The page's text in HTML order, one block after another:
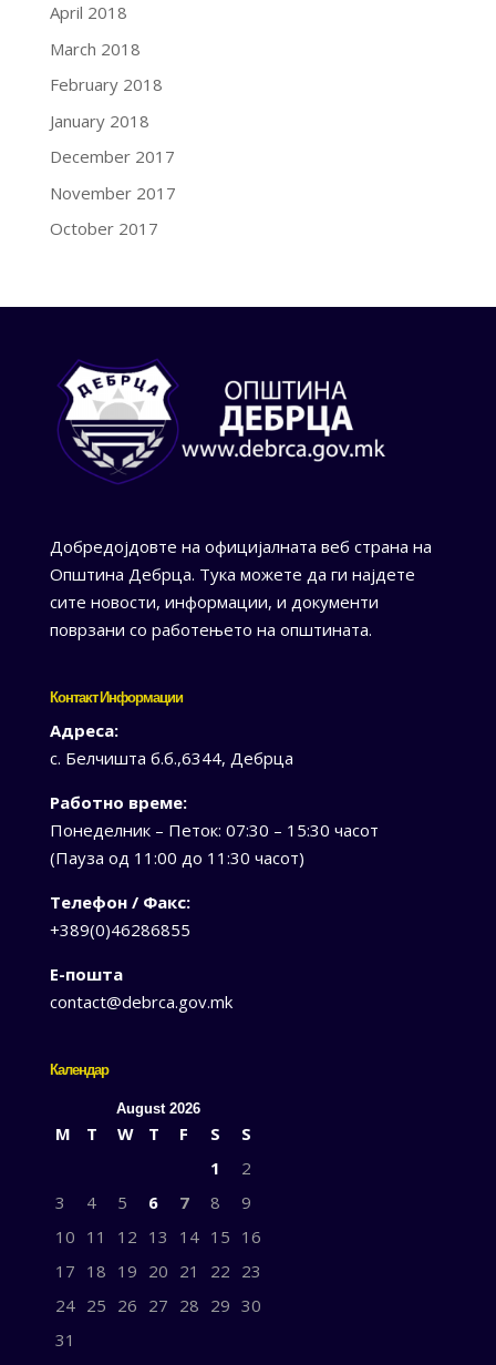
April 2018
March 2018
February 2018
January 2018
December 2017
November 2017
October 2017
Добредојдовте на официјалната веб страна на
Општина Дебрца. Тука можете да ги најдете
сите новости, информации, и документи
поврзани со работењето на општината.
Контакт Информации
Адреса:
с. Белчишта б.б.,6344, Дебрца
Работно време:
Понеделник – Петок: 07:30 – 15:30 часот
(Пауза од 11:00 до 11:30 часот)
Телефон / Факс:
+389(0)46286855
Е-пошта
contact@debrca.gov.mk
Календар
August 2026
M T W T F S
S
1
2
3
4 5 6 7 8
9
10 11 12 13 14 15 16
17 18 19 20 21 22 23
24 25 26 27 28 29 30
31